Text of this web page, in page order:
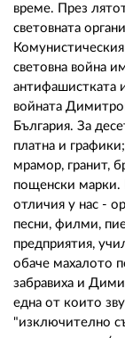
време. През
световната
световна война
антифашистката
войната
България. За
платна и
мрамор, гранит,
пощенски марки.
отличия у нас -
песни, филми,
предприятия,
обаче махалото
забравиха и
една от които
"изключително